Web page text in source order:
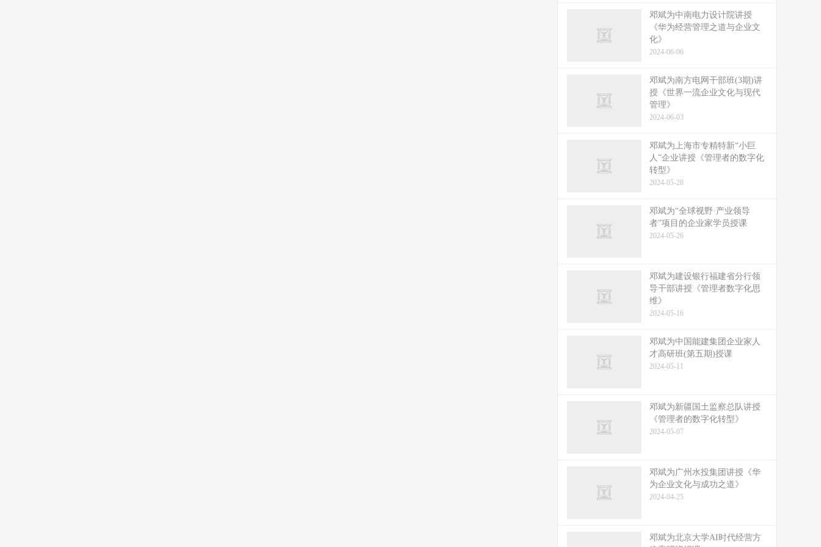
邓斌为中南电力设计院讲授
《华为经营管理之道与企业文
化》
2024-06-06
邓斌为南方电网干部班(3期)讲
授《世界一流企业文化与现代
管理》
2024-06-03
邓斌为上海市专精特新“小巨
人”企业讲授《管理者的数字化
转型》
2024-05-28
邓斌为“全球视野·产业领导
者”项目的企业家学员授课
2024-05-26
邓斌为建设银行福建省分行领
导干部讲授《管理者数字化思
维》
2024-05-16
邓斌为中国能建集团企业家人
才高研班(第五期)授课
2024-05-11
邓斌为新疆国土监察总队讲授
《管理者的数字化转型》
2024-05-07
邓斌为广州水投集团讲授《华
为企业文化与成功之道》
2024-04-25
邓斌为北京大学AI时代经营方